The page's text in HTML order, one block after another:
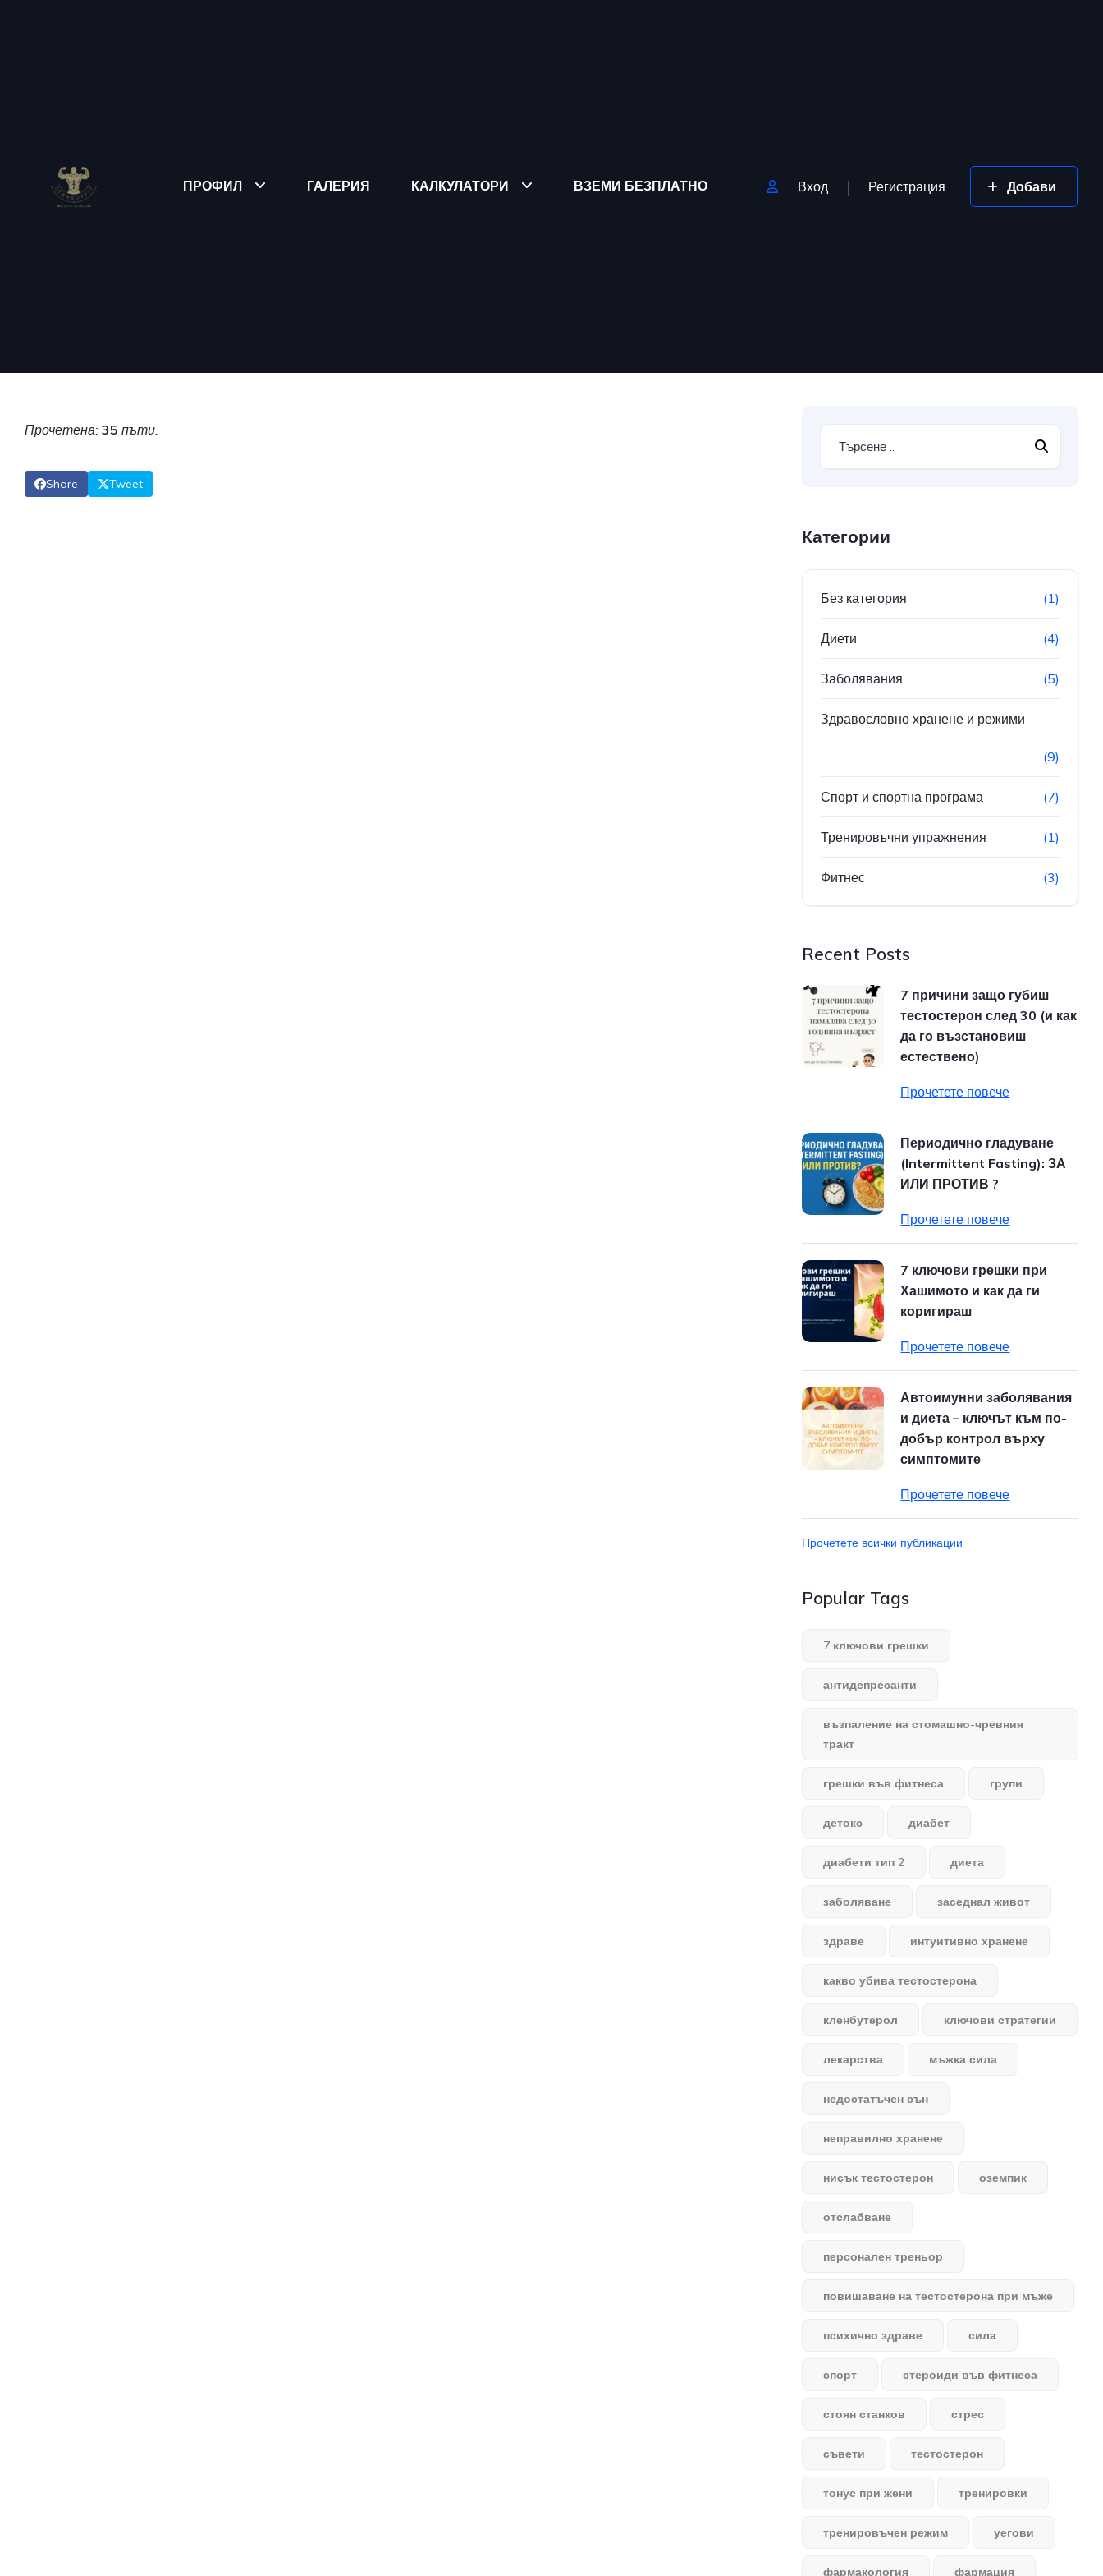
ПРОФИЛ ГАЛЕРИЯ КАЛКУЛАТОРИ ВЗЕМИ БЕЗПЛАТНО Вход Регистрация Добави
Прочетена: 35 пъти.
Share Tweet
Категории
Без категория (1)
Диети (4)
Заболявания (5)
Здравословно хранене и режими
(9)
Спорт и спортна програма (7)
Тренировъчни упражнения (1)
Фитнес (3)
Recent Posts
7 причини защо губиш
тестостерон след 30 (и как
да го възстановиш
естествено)
Прочетете повече
Периодично гладуване
(Intermittent Fasting): ЗА
ИЛИ ПРОТИВ ?
Прочетете повече
7 ключови грешки при
Хашимото и как да ги
коригираш
Прочетете повече
Автоимунни заболявания
и диета – ключът към по-
добър контрол върху
симптомите
Прочетете повече
Прочетете всички публикации
Popular Tags
7 ключови грешки
антидепресанти
възпаление на стомашно-чревния
тракт
грешки във фитнеса групи
детокс диабет
диабети тип 2 диета
заболяване заседнал живот
здраве интуитивно хранене
какво убива тестостерона
кленбутерол ключови стратегии
лекарства мъжка сила
недостатъчен сън
неправилно хранене
нисък тестостерон оземпик
отслабване
персонален треньор
повишаване на тестостерона при мъже
психично здраве сила
спорт стероиди във фитнеса
стоян станков стрес
съвети тестостерон
тонус при жени тренировки
тренировъчен режим уегови
фармакология фармация